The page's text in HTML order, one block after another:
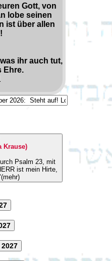
Gott, von
lobe seinen
ist über allen
ihr auch tut,
Ehre.
Krause)
Psalm 23, mit
ist mein Hirte,